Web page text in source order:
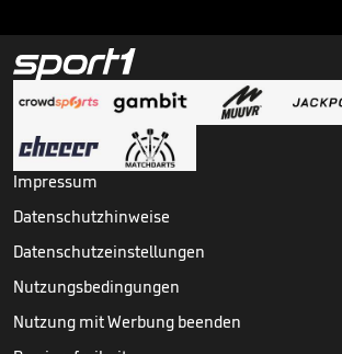
Impressum
Datenschutzhinweise
Datenschutzeinstellungen
Nutzungsbedingungen
Nutzung mit Werbung beenden